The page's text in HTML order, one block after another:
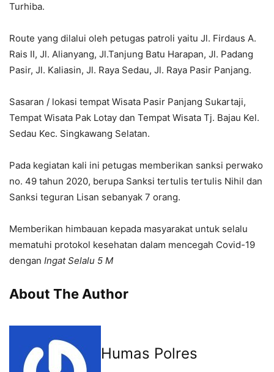
Turhiba.
Route yang dilalui oleh petugas patroli yaitu Jl. Firdaus A.
Rais II, Jl. Alianyang, Jl.Tanjung Batu Harapan, Jl. Padang
Pasir, Jl. Kaliasin, Jl. Raya Sedau, Jl. Raya Pasir Panjang.
Sasaran / lokasi tempat Wisata Pasir Panjang Sukartaji,
Tempat Wisata Pak Lotay dan Tempat Wisata Tj. Bajau Kel.
Sedau Kec. Singkawang Selatan.
Pada kegiatan kali ini petugas memberikan sanksi perwako
no. 49 tahun 2020, berupa Sanksi tertulis tertulis Nihil dan
Sanksi teguran Lisan sebanyak 7 orang.
Memberikan himbauan kepada masyarakat untuk selalu
mematuhi protokol kesehatan dalam mencegah Covid-19
dengan Ingat Selalu 5 M
About The Author
Humas Polres